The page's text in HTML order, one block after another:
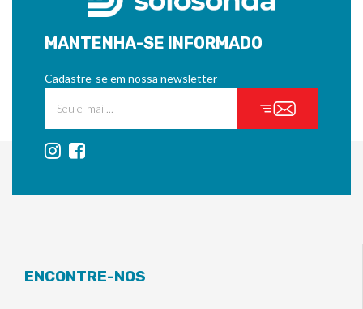
MANTENHA-SE INFORMADO
Cadastre-se em nossa newsletter
ENCONTRE-NOS